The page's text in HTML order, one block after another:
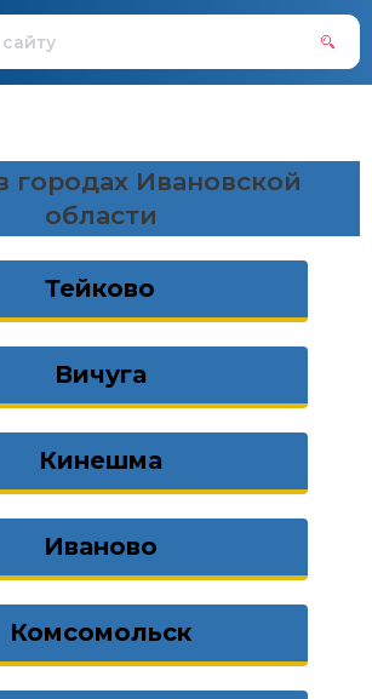
городах Ивановской
области
Тейково
Вичуга
Кинешма
Иваново
Комсомольск